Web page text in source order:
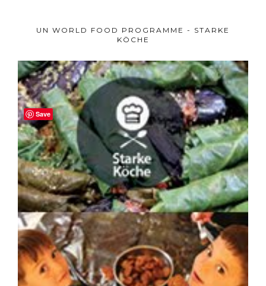
UN WORLD FOOD PROGRAMME - STARKE
KÖCHE
Save